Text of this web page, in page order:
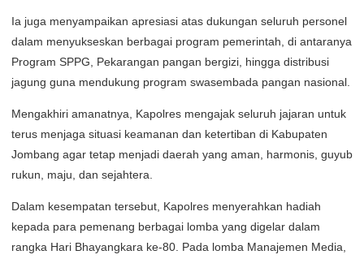
Ia juga menyampaikan apresiasi atas dukungan seluruh personel
dalam menyukseskan berbagai program pemerintah, di antaranya
Program SPPG, Pekarangan pangan bergizi, hingga distribusi
jagung guna mendukung program swasembada pangan nasional.
Mengakhiri amanatnya, Kapolres mengajak seluruh jajaran untuk
terus menjaga situasi keamanan dan ketertiban di Kabupaten
Jombang agar tetap menjadi daerah yang aman, harmonis, guyub
rukun, maju, dan sejahtera.
Dalam kesempatan tersebut, Kapolres menyerahkan hadiah
kepada para pemenang berbagai lomba yang digelar dalam
rangka Hari Bhayangkara ke-80. Pada lomba Manajemen Media,